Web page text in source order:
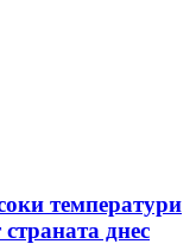
температури
днес